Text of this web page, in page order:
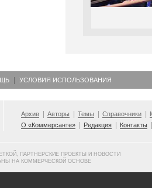
УСЛОВИЯ ИСПОЛЬЗОВАНИЯ
Архив Авторы Темы Справочники
О «Коммерсанте»
Редакция Контакты
ПАРТНЕРСКИЕ ПРОЕКТЫ И НОВОСТИ
НА КОММЕРЧЕСКОЙ ОСНОВЕ